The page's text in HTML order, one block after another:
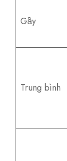
Gầy
Trung bình